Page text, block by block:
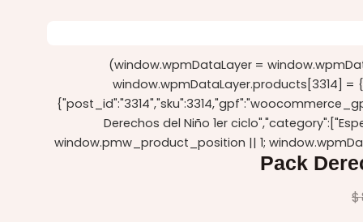
(window.wpmDataLayer =
window.wpmDataLayer.products[3314] =
Derechos del Niño 1er
window.pmw_product_position || 1;
Pack
$